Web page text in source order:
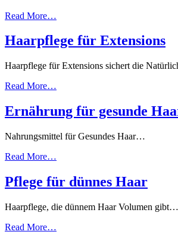
Read More…
Haarpflege für Extensions
Haarpflege für Extensions sichert die
Read More…
Ernährung für gesunde
Nahrungsmittel für Gesundes Haar…
Read More…
Pflege für dünnes Haar
Haarpflege, die dünnem Haar Volumen gibt…
Read More…